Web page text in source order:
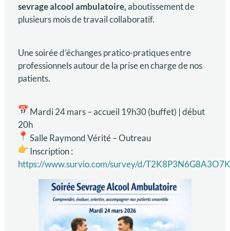
sevrage alcool ambulatoire,aboutissement de
plusieurs mois de travail collaboratif.
Une soirée d’échanges pratico-pratiques entre
professionnels autour de la prise en charge de nos
patients.
Mardi 24 mars – accueil 19h30 (buffet) | début
20h
Salle Raymond Vérité – Outreau
Inscription :
https://www.survio.com/survey/d/